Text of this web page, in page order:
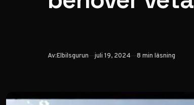
Av:Elbilsgurun Publicerad
juli 19, 2024 8 min läsning